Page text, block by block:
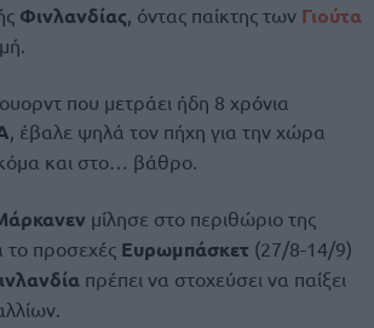
Φινλανδίας, όντας παίκτης των Γιούτα
που μετράει ήδη 8 χρόνια
, έβαλε ψηλά τον πήχη για την χώρα
και στο… βάθρο.
μίλησε στο περιθώριο της
το προσεχές Ευρωμπάσκετ (27/8-14/9)
πρέπει να στοχεύσει να παίξει